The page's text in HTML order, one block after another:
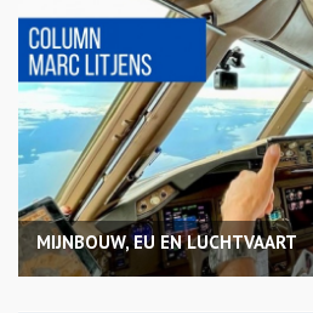
MIJNBOUW, EU EN LUCHTVAART